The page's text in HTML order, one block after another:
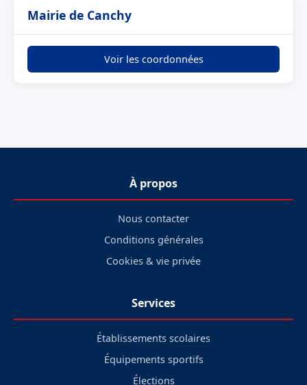
Mairie de Canchy
Voir les coordonnées
À propos
Nous contacter
Conditions générales
Cookies & vie privée
Services
Établissements scolaires
Équipements sportifs
Élections